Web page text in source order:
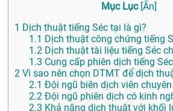
Mục Lục [Ẩn]
1 Dịch thuật tiếng Séc tại là gì?
1.1 Dịch thuật công chứng tiếng
1.2 Dịch thuật tài liệu tiếng Séc
1.3 Cung cấp phiên dịch tiếng
2 Vì sao nên chọn DTMT để dịch
2.1 Đội ngũ biên dịch viên
2.2 Đội ngũ phiên dịch có kinh
2.3 Khả năng dịch thuật với khối